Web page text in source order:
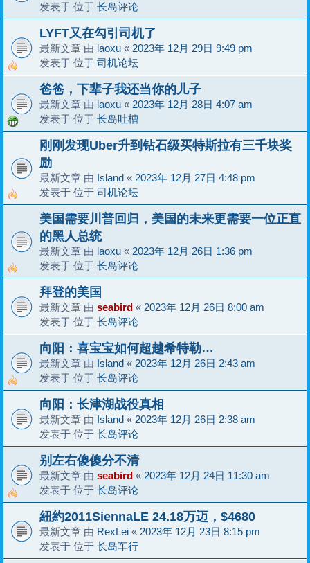
发表于 位于 长岛评论
LYFT又在勾引司机了
最新文章 由 laoxu « 2023年 12月 29日 9:49 pm
发表于 位于 司机论坛
爸爸，下辈子我还当你的儿子
最新文章 由 laoxu « 2023年 12月 28日 4:07 am
发表于 位于 长岛吐槽
刚刚发现Uber升到钻石级买特斯拉有三千块奖
励
最新文章 由 Island « 2023年 12月 27日 4:48 pm
发表于 位于 司机论坛
美国需要川普回归，美国的未来更需要一位正直
的黑人总统
最新文章 由 laoxu « 2023年 12月 26日 1:36 pm
发表于 位于 长岛评论
拜登的美国
最新文章 由 seabird « 2023年 12月 26日 8:00 am
发表于 位于 长岛评论
向阳：喜宝宝如何超越希特勒…
最新文章 由 Island « 2023年 12月 26日 2:43 am
发表于 位于 长岛评论
向阳：长津湖战役真相
最新文章 由 Island « 2023年 12月 26日 2:38 am
发表于 位于 长岛评论
别左右傻傻分不清
最新文章 由 seabird « 2023年 12月 24日 11:30 am
发表于 位于 长岛评论
紐約2011SiennaLE 24.18万迈，$4680
最新文章 由 RexLei « 2023年 12月 23日 8:15 pm
发表于 位于 长岛车行